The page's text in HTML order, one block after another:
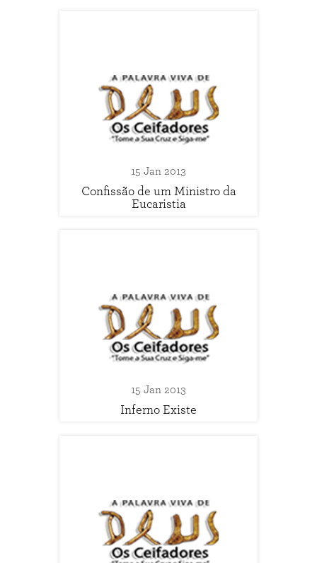
15 Jan 2013
Confissão de um Ministro da
Eucaristia
15 Jan 2013
Inferno Existe